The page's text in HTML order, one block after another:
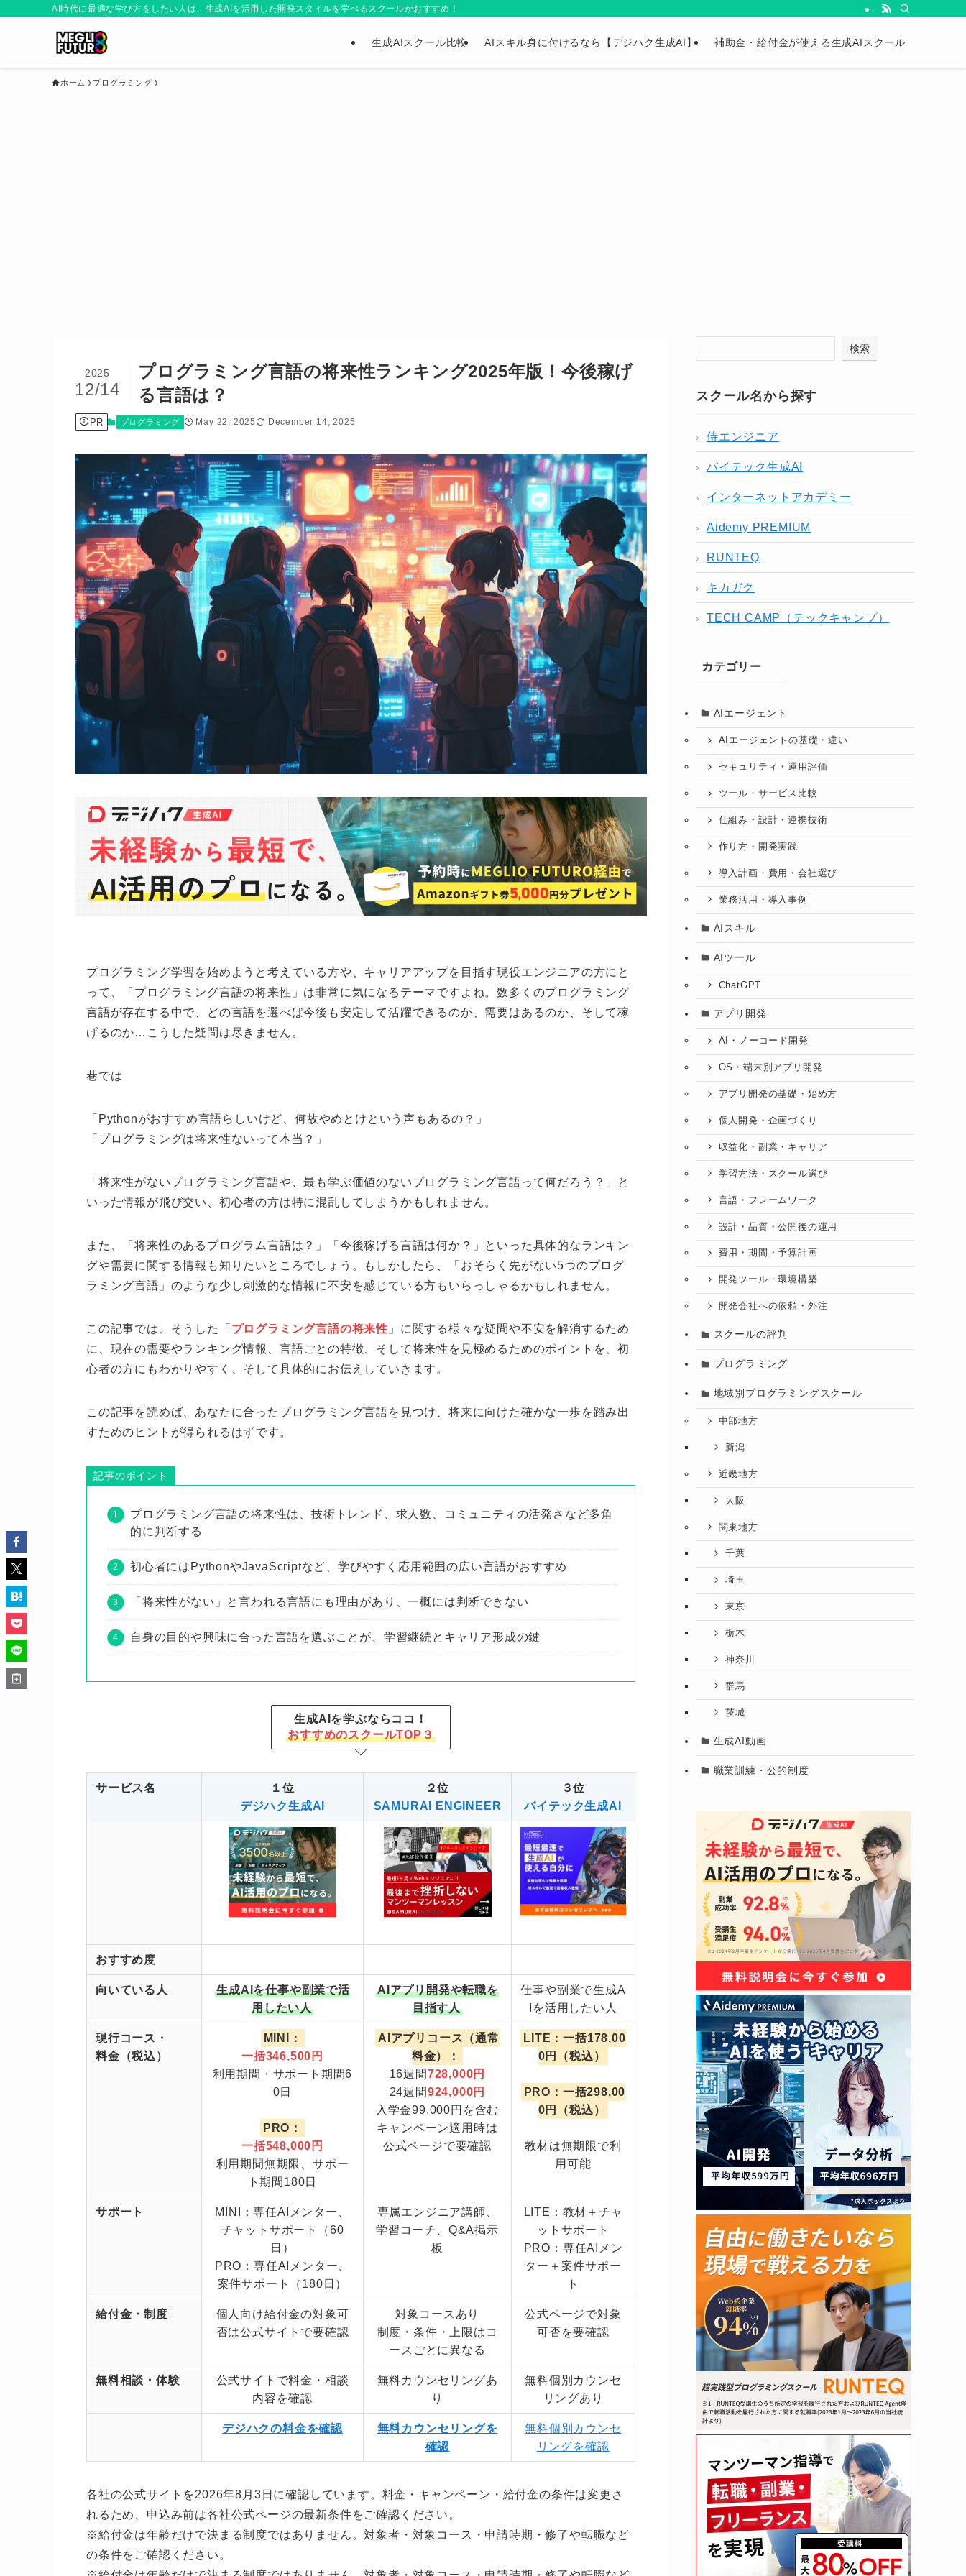
AI時代に最適な学び方をしたい人は、生成AIを活用した開発スタイルを学べるスクールがおすすめ！
生成AIスクール比較 AIスキル身に付けるなら【デジハク生成AI】 補助金・給付金が使える生成AIスクール
ホーム プログラミング
プログラミング言語の将来性ランキング2025年版！今後稼げ
る言語は？
2025
12/14
PR プログラミング May 22, 2025 December 14, 2025
プログラミング学習を始めようと考えている方や、キャリアアップを目指す現役エンジニアの方にと
って、「プログラミング言語の将来性」は非常に気になるテーマですよね。数多くのプログラミング
言語が存在する中で、どの言語を選べば今後も安定して活躍できるのか、需要はあるのか、そして稼
げるのか…こうした疑問は尽きません。
巷では
「Pythonがおすすめ言語らしいけど、何故やめとけという声もあるの？」
「プログラミングは将来性ないって本当？」
「将来性がないプログラミング言語や、最も学ぶ価値のないプログラミング言語って何だろう？」と
いった情報が飛び交い、初心者の方は特に混乱してしまうかもしれません。
また、「将来性のあるプログラム言語は？」「今後稼げる言語は何か？」といった具体的なランキン
グや需要に関する情報も知りたいところでしょう。もしかしたら、「おそらく先がない5つのプログ
ラミング言語」のような少し刺激的な情報に不安を感じている方もいらっしゃるかもしれません。
この記事では、そうした「 プログラミング言語の将来性 」に関する様々な疑問や不安を解消するため
に、現在の需要やランキング情報、言語ごとの特徴、そして将来性を見極めるためのポイントを、初
心者の方にもわかりやすく、そして具体的にお伝えしていきます。
この記事を読めば、あなたに合ったプログラミング言語を見つけ、将来に向けた確かな一歩を踏み出
すためのヒントが得られるはずです。
記事のポイント
プログラミング言語の将来性は、技術トレンド、求人数、コミュニティの活発さなど多角
的に判断する
初心者にはPythonやJavaScriptなど、学びやすく応用範囲の広い言語がおすすめ
「将来性がない」と言われる言語にも理由があり、一概には判断できない
自身の目的や興味に合った言語を選ぶことが、学習継続とキャリア形成の鍵
生成AIを学ぶならココ！
おすすめのスクールTOP３
サービス名
１位
デジハク生成AI
２位
SAMURAI ENGINEER
３位
バイテック生成AI
おすすめ度
向いている人
生成AIを仕事や副業で活
用したい人
AIアプリ開発や転職を
目指す人
仕事や副業で生成A
Iを活用したい人
現行コース・
料金（税込）
MINI：
一括346,500円
利用期間・サポート期間6
0日
PRO：
一括548,000円
利用期間無期限、サポー
ト期間180日
AIアプリコース（通常
料金）：
16週間728,000円
24週間924,000円
入学金99,000円を含む
キャンペーン適用時は
公式ページで要確認
LITE：一括178,00
0円（税込）
PRO：一括298,00
0円（税込）
教材は無期限で利
用可能
サポート
MINI：専任AIメンター、
チャットサポート（60
日）
PRO：専任AIメンター、
案件サポート（180日）
専属エンジニア講師、
学習コーチ、Q&A掲示
板
LITE：教材＋チャ
ットサポート
PRO：専任AIメン
ター＋案件サポー
ト
給付金・制度
個人向け給付金の対象可
否は公式サイトで要確認
対象コースあり
制度・条件・上限はコ
ースごとに異なる
公式ページで対象
可否を要確認
無料相談・体験
公式サイトで料金・相談
内容を確認
無料カウンセリングあ
り
無料個別カウンセ
リングあり
デジハクの料金を確認
無料カウンセリングを
確認
無料個別カウンセ
リングを確認
各社の公式サイトを2026年8月3日に確認しています。料金・キャンペーン・給付金の条件は変更さ
れるため、申込み前は各社公式ページの最新条件をご確認ください。
※給付金は年齢だけで決まる制度ではありません。対象者・対象コース・申請時期・修了や転職など
の条件をご確認ください。
検索
スクール名から探す
侍エンジニア
バイテック生成AI
インターネットアカデミー
Aidemy PREMIUM
RUNTEQ
キカガク
TECH CAMP（テックキャンプ）
カテゴリー
AIエージェント
AIエージェントの基礎・違い
セキュリティ・運用評価
ツール・サービス比較
仕組み・設計・連携技術
作り方・開発実践
導入計画・費用・会社選び
業務活用・導入事例
AIスキル
AIツール
ChatGPT
アプリ開発
AI・ノーコード開発
OS・端末別アプリ開発
アプリ開発の基礎・始め方
個人開発・企画づくり
収益化・副業・キャリア
学習方法・スクール選び
言語・フレームワーク
設計・品質・公開後の運用
費用・期間・予算計画
開発ツール・環境構築
開発会社への依頼・外注
スクールの評判
プログラミング
地域別プログラミングスクール
中部地方
新潟
近畿地方
大阪
関東地方
千葉
埼玉
東京
栃木
神奈川
群馬
茨城
生成AI動画
職業訓練・公的制度